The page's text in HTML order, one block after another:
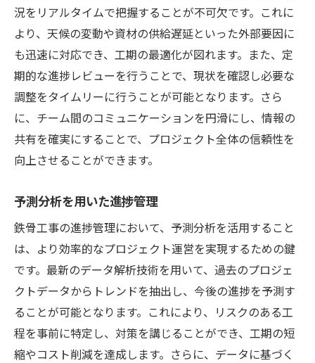
況をリアルタイムで把握することが不可欠です。これに
より、天候の変動や資材の供給遅延といった外部要因に
も迅速に対応でき、工期の最適化が図れます。また、定
期的な進捗レビューを行うことで、現状を確認し必要な
調整をタイムリーに行うことが可能となります。さら
に、チーム間のコミュニケーションを円滑にし、情報の
共有を確実にすることで、プロジェクト全体の信頼性を
向上させることができます。
予測分析を用いた進捗管理
鉄骨工事の進捗管理において、予測分析を活用すること
は、より効率的なプロジェクト運営を実現するための鍵
です。最新のデータ解析技術を用いて、過去のプロジェ
クトデータからトレンドを抽出し、今後の進捗を予測す
ることが可能となります。これにより、リスクのある工
程を事前に特定し、対策を講じることができ、工期の短
縮やコスト削減を達成します。さらに、データに基づく